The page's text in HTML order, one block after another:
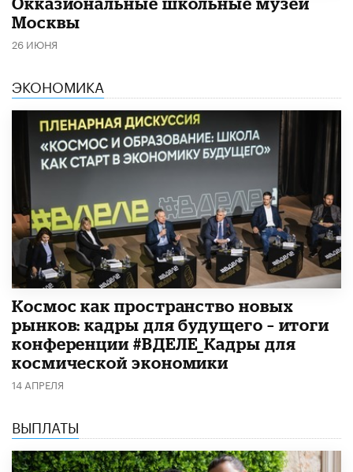
Москвы
26 ИЮНЯ
ЭКОНОМИКА
Космос как пространство новых
рынков: кадры для будущего – итоги
конференции #ВДЕЛЕ_Кадры для
космической экономики
14 АПРЕЛЯ
ВЫПЛАТЫ